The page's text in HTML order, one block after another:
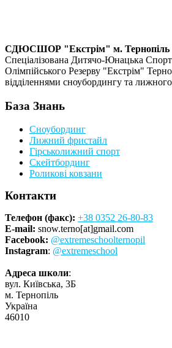
СДЮСШОР "Екстрім" м. Тернопіль
Спеціалізована Дитячо-Юнацька
Олімпійського Резерву "Екстрім"
відділеннями сноубордингу та
База Знань
Сноубординг
Лижний фристайл
Гірськолижний спорт
Скейтбординг
Роликові ковзани
Контакти
Телефон (факс): +38 0352 26-80-83
E-mail: snow.terno[at]gmail.com
Facebook: @extremeschoolternopil
Instagram: @extremeschool
Адреса школи:
вул. Київська, 3Б
м. Тернопіль
Україна
46010